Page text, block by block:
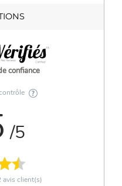
confiance
/5
avis client(s)